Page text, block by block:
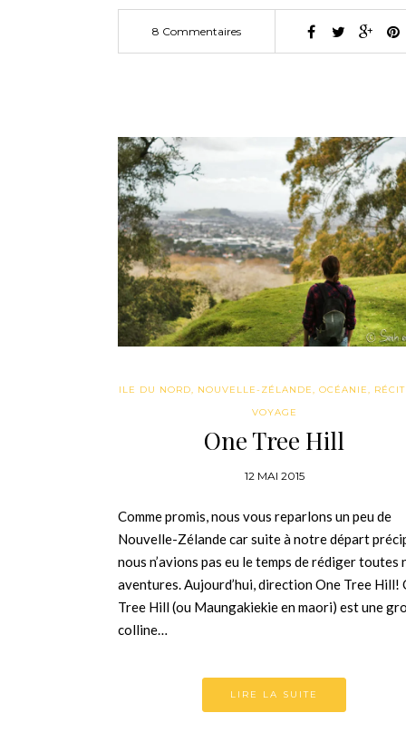
8 Commentaires
ILE DU NORD, NOUVELLE-ZÉLANDE, OCÉANIE,
VOYAGE
One Tree Hill
12 MAI 2015
Comme promis, nous vous reparlons un peu de
Nouvelle-Zélande car suite à notre départ
nous n’avions pas eu le temps de rédiger toutes
aventures. Aujourd’hui, direction One Tree Hill!
Tree Hill (ou Maungakiekie en maori) est une
colline…
LIRE LA SUITE